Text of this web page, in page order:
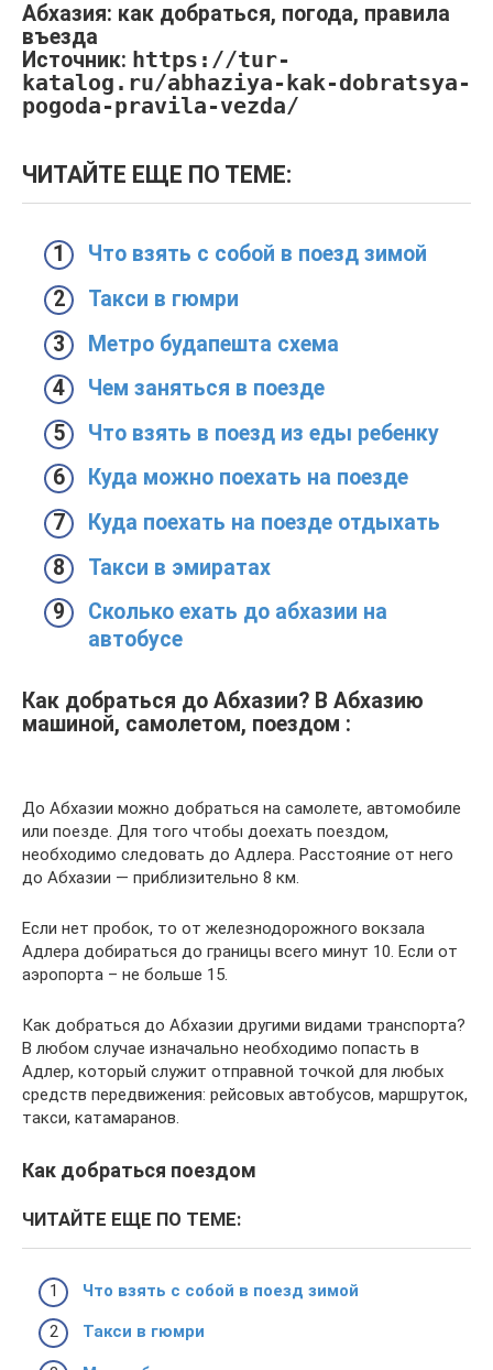
Абхазия: как добраться, погода, правила
въезда
Источник: https://tur-
katalog.ru/abhaziya-kak-dobratsya-
pogoda-pravila-vezda/
ЧИТАЙТЕ ЕЩЕ ПО ТЕМЕ:
Что взять с собой в поезд зимой
Такси в гюмри
Метро будапешта схема
Чем заняться в поезде
Что взять в поезд из еды ребенку
Куда можно поехать на поезде
Куда поехать на поезде отдыхать
Такси в эмиратах
Сколько ехать до абхазии на
автобусе
Как добраться до Абхазии? В Абхазию
машиной, самолетом, поездом :
До Абхазии можно добраться на самолете, автомобиле
или поезде. Для того чтобы доехать поездом,
необходимо следовать до Адлера. Расстояние от него
до Абхазии — приблизительно 8 км.
Если нет пробок, то от железнодорожного вокзала
Адлера добираться до границы всего минут 10. Если от
аэропорта – не больше 15.
Как добраться до Абхазии другими видами транспорта?
В любом случае изначально необходимо попасть в
Адлер, который служит отправной точкой для любых
средств передвижения: рейсовых автобусов, маршруток,
такси, катамаранов.
Как добраться поездом
ЧИТАЙТЕ ЕЩЕ ПО ТЕМЕ:
Что взять с собой в поезд зимой
Такси в гюмри